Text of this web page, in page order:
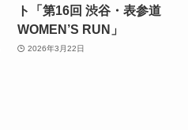
ト「第16回 渋谷・表参道
WOMEN’S RUN」
2026年3月22日